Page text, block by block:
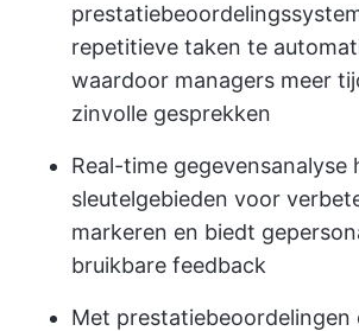
repetitieve taken te
waardoor managers meer
zinvolle gesprekken
Real-time gegevensanalyse
sleutelgebieden voor
markeren en biedt
bruikbare feedback
Met prestatiebeoordelingen